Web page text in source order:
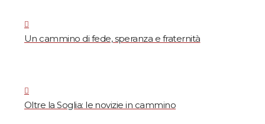
Un cammino di fede, speranza e fraternità
Oltre la Soglia: le novizie in cammino